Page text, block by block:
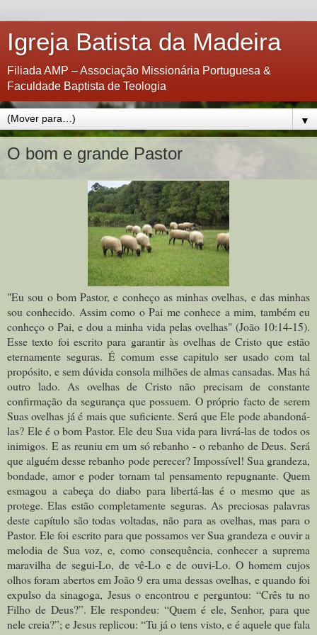
Igreja Batista da Madeira
Filiada AMP – Associação Missionária Portuguesa &
Faculdade Baptista de Teologia
▼
O bom e grande Pastor
"Eu sou o bom Pastor, e conheço as minhas ovelhas, e das minhas
sou conhecido. Assim como o Pai me conhece a mim, também eu
conheço o Pai, e dou a minha vida pelas ovelhas" (João 10:14-15).
Esse texto foi escrito para garantir às ovelhas de Cristo que estão
eternamente seguras. É comum esse capitulo ser usado com tal
propósito, e sem dúvida consola milhões de almas cansadas. Mas há
outro lado. As ovelhas de Cristo não precisam de constante
confirmação da segurança que possuem. O próprio facto de serem
Suas ovelhas já é mais que suficiente. Será que Ele pode abandoná-
las? Ele é o bom Pastor. Ele deu Sua vida para livrá-las de todos os
inimigos. E as reuniu em um só rebanho - o rebanho de Deus. Será
que alguém desse rebanho pode perecer? Impossível! Sua grandeza,
bondade, amor e poder tornam tal pensamento repugnante. Quem
esmagou a cabeça do diabo para libertá-las é o mesmo que as
protege. Elas estão completamente seguras. As preciosas palavras
deste capítulo são todas voltadas, não para as ovelhas, mas para o
Pastor. Ele foi escrito para que possamos ver Sua grandeza e ouvir a
melodia de Sua voz, e, como consequência, conhecer a suprema
maravilha de segui-Lo, de vê-Lo e de ouvi-Lo. O homem cujos
olhos foram abertos em João 9 era uma dessas ovelhas, e quando foi
expulso da sinagoga, Jesus o encontrou e perguntou: “Crês tu no
Filho de Deus?”. Ele respondeu: “Quem é ele, Senhor, para que
nele creia?”; e Jesus replicou: “Tu já o tens visto, e é aquele que fala